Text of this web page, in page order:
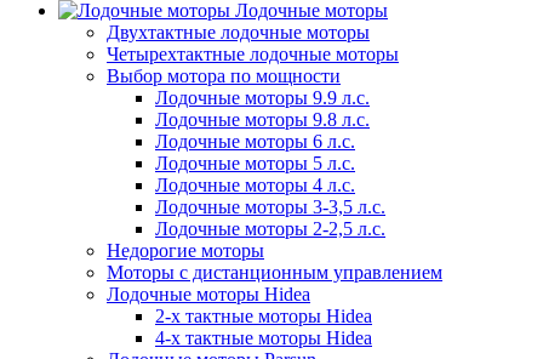
Лодочные моторы
Двухтактные лодочные моторы
Четырехтактные лодочные моторы
Выбор мотора по мощности
Лодочные моторы 9.9 л.с.
Лодочные моторы 9.8 л.с.
Лодочные моторы 6 л.с.
Лодочные моторы 5 л.с.
Лодочные моторы 4 л.с.
Лодочные моторы 3-3,5 л.с.
Лодочные моторы 2-2,5 л.с.
Недорогие моторы
Моторы с дистанционным управлением
Лодочные моторы Hidea
2-х тактные моторы Hidea
4-х тактные моторы Hidea